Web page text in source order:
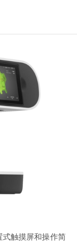
触摸屏和操作简